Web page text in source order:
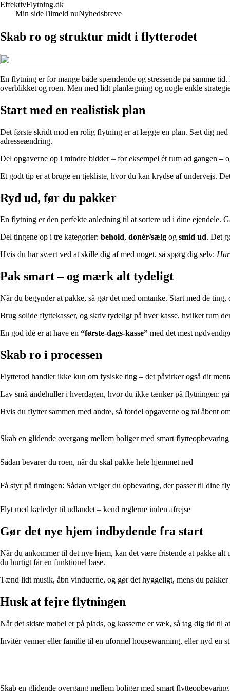
EffektivFlytning.dk
Min sideTilmeld nuNyhedsbreve
Skab ro og struktur midt i flytterodet
En flytning er for mange både spændende og stressende på samme
overblikket og roen. Men med lidt planlægning og nogle enkle
Start med en realistisk plan
Det første skridt mod en rolig flytning er at lægge en plan. Sæt dig
adresseændring.
Del opgaverne op i mindre bidder – for eksempel ét rum ad gangen –
Et godt tip er at bruge en tjekliste, hvor du kan krydse af undervejs.
Ryd ud, før du pakker
En flytning er den perfekte anledning til at sortere ud i dine ejendele.
Del tingene op i tre kategorier: behold, donér/sælg og smid ud. Det
Hvis du har svært ved at skille dig af med noget, så spørg dig selv: Har
Pak smart – og mærk alt tydeligt
Når du begynder at pakke, så gør det med omtanke. Start med de
Brug solide flyttekasser, og skriv tydeligt på hver kasse, hvilket rum
En god idé er at have en “første-dags-kasse” med det mest
Skab ro i processen
Flytterod handler ikke kun om fysiske ting – det påvirker også dit
Lav små åndehuller i hverdagen, hvor du ikke tænker på flytningen:
Hvis du flytter sammen med andre, så fordel opgaverne og tal åbent
Skab en glidende overgang mellem boliger med smart flytteopbevaring
Sådan bevarer du roen, når du skal pakke hele hjemmet ned
Få styr på timingen: Sådan vælger du opbevaring, der passer til dine
Flyt med kæledyr til udlandet – kend reglerne inden afrejse
Gør det nye hjem indbydende fra start
Når du ankommer til det nye hjem, kan det være fristende at pakke
du hurtigt får en funktionel base.
Tænd lidt musik, åbn vinduerne, og gør det hyggeligt, mens du
Husk at fejre flytningen
Når det sidste møbel er på plads, og kasserne er væk, så tag dig tid
Invitér venner eller familie til en uformel housewarming, eller nyd en
Skab en glidende overgang mellem boliger med smart flytteopbevaring